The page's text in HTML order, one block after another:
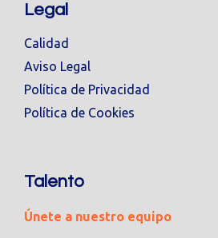
Legal
Calidad
Aviso Legal
Política de Privacidad
Política de Cookies
Talento
Únete a nuestro equipo